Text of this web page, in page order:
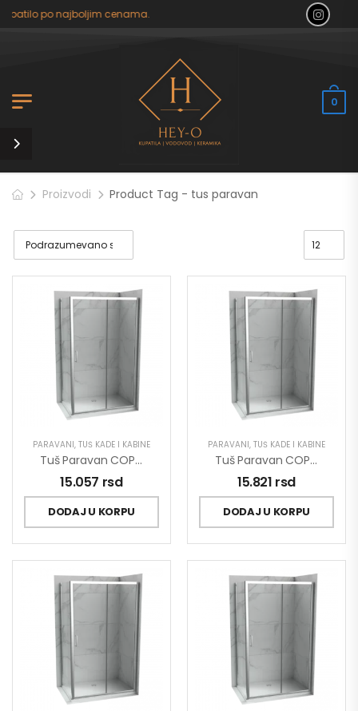
po najboljim cenama.
0
Proizvodi Product Tag - tus paravan
PARAVANI, TUŠ KADE I KABINE
Tuš Paravan COPEN PROJECT 1000×1950 C-02-12100
15.057 rsd
DODAJ U KORPU
PARAVANI, TUŠ KADE I KABINE
Tuš Paravan COPEN PROJECT 1100×1950 C-02-12110
15.821 rsd
DODAJ U KORPU